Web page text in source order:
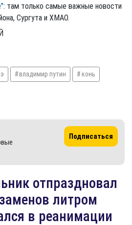
: там только самые важные новости
Сургута и ХМАО.
владимир путин конь
Подписаться
отпраздновал
литром
в реанимации